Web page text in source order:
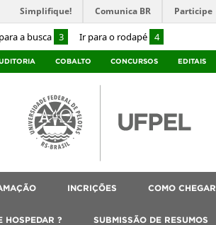
a busca 3 Ir para o rodapé 4
Simplifique! Comunica BR Participe
COBALTO CONCURSOS EDITAIS
INCRIÇÕES COMO CHEGAR
HOSPEDAR ? SUBMISSÃO DE RESUMOS